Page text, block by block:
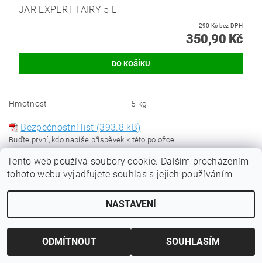
JAR EXPERT FAIRY 5 L
290 Kč bez DPH
350,90 Kč
Hmotnost 5 kg
Bezpečnostní list (393.8 kB)
Buďte první, kdo napíše příspěvek k této položce.
Přidat komentář
Tento web používá soubory cookie. Dalším procházením
tohoto webu vyjadřujete souhlas s jejich používáním.
NASTAVENÍ
ODMÍTNOUT SOUHLASÍM